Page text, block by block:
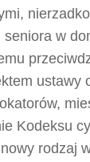
w
ustawy
Kodeksu
rodzaj